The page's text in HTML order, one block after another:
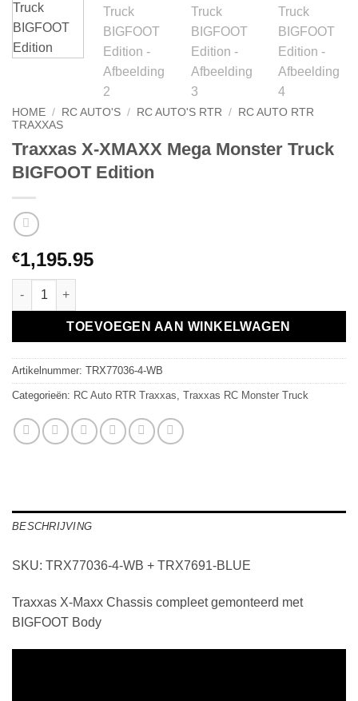
HOME / RC AUTO'S / RC AUTO'S RTR /
RC AUTO RTR
TRAXXAS
Traxxas X-XMAXX Mega Monster Truck
BIGFOOT Edition
€1,195.95
Traxxas X-XMAXX Mega Monster Truck BIGFOOT Edition aantal
TOEVOEGEN AAN WINKELWAGEN
Artikelnummer: TRX77036-4-WB
Categorieën: RC Auto RTR Traxxas, Traxxas RC Monster Truck
BESCHRIJVING
SKU: TRX77036-4-WB + TRX7691-BLUE
Traxxas X-Maxx Chassis compleet gemonteerd met
BIGFOOT Body